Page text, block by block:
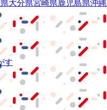
大分県宮崎県鹿児島県沖
す